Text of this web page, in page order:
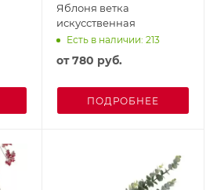
Яблоня ветка
искусственная
Есть в наличии: 213
от780 руб.
ПОДРОБНЕЕ